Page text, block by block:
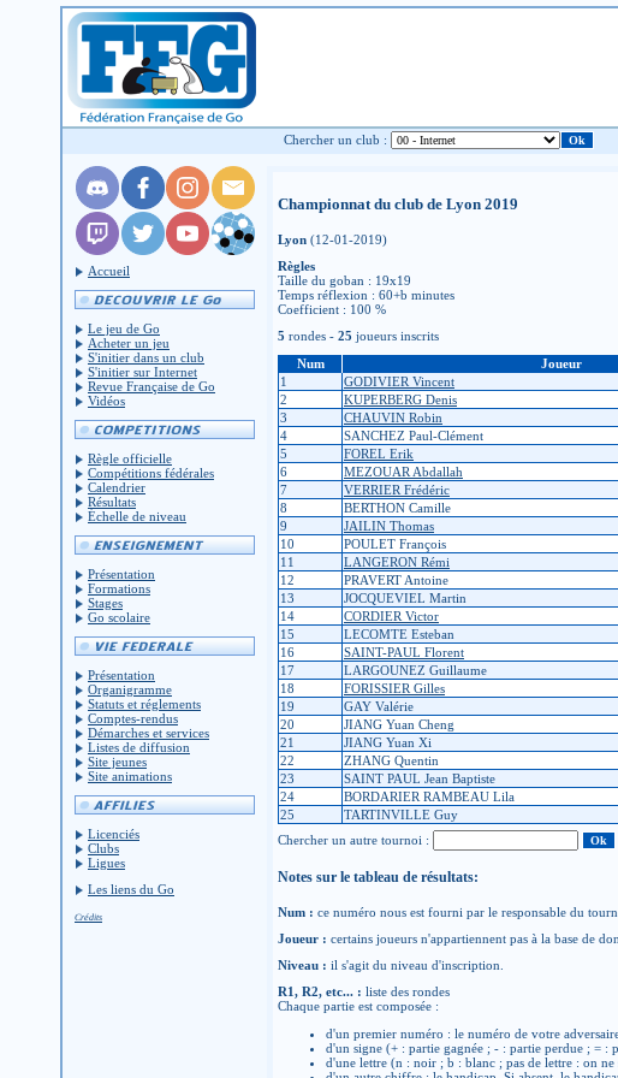
Chercher un club :
Accueil
Le jeu de Go
Acheter un jeu
S'initier dans un club
S'initier sur Internet
Revue Française de Go
Vidéos
Règle officielle
Compétitions fédérales
Calendrier
Résultats
Échelle de niveau
Présentation
Formations
Stages
Go scolaire
Présentation
Organigramme
Statuts et réglements
Comptes-rendus
Démarches et services
Listes de diffusion
Site jeunes
Site animations
Licenciés
Clubs
Ligues
Les liens du Go
Crédits
Championnat du club de Lyon 2019
Lyon (12-01-2019)
Règles
Taille du goban : 19x19
Temps réflexion : 60+b minutes
Coefficient : 100 %
5 rondes - 25 joueurs inscrits
Num
Joueur
1
GODIVIER Vincent
2
KUPERBERG Denis
3
CHAUVIN Robin
4
SANCHEZ Paul-Clément
5
FOREL Erik
6
MEZOUAR Abdallah
7
VERRIER Frédéric
8
BERTHON Camille
9
JAILIN Thomas
10
POULET François
11
LANGERON Rémi
12
PRAVERT Antoine
13
JOCQUEVIEL Martin
14
CORDIER Victor
15
LECOMTE Esteban
16
SAINT-PAUL Florent
17
LARGOUNEZ Guillaume
18
FORISSIER Gilles
19
GAY Valérie
20
JIANG Yuan Cheng
21
JIANG Yuan Xi
22
ZHANG Quentin
23
SAINT PAUL Jean Baptiste
24
BORDARIER RAMBEAU Lila
25
TARTINVILLE Guy
Chercher un autre tournoi :
Notes sur le tableau de résultats:
Num : ce numéro nous est fourni par le responsable du
Joueur : certains joueurs n'appartiennent pas à la base de
Niveau : il s'agit du niveau d'inscription.
R1, R2, etc... : liste des rondes
Chaque partie est composée :
d'un premier numéro : le numéro de votre
d'un signe (+ : partie gagnée ; - : partie perdue ; = :
d'une lettre (n : noir ; b : blanc ; pas de lettre : on